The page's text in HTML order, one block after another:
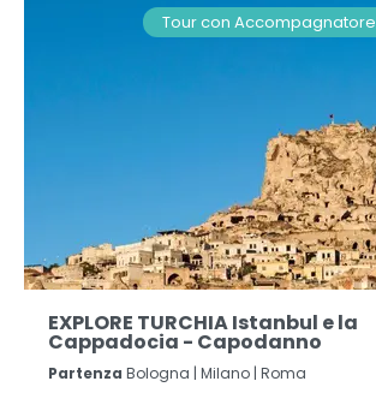
Tour con Accompagnatore
EXPLORE TURCHIA Istanbul e la
Cappadocia - Capodanno
Partenza Bologna | Milano | Roma